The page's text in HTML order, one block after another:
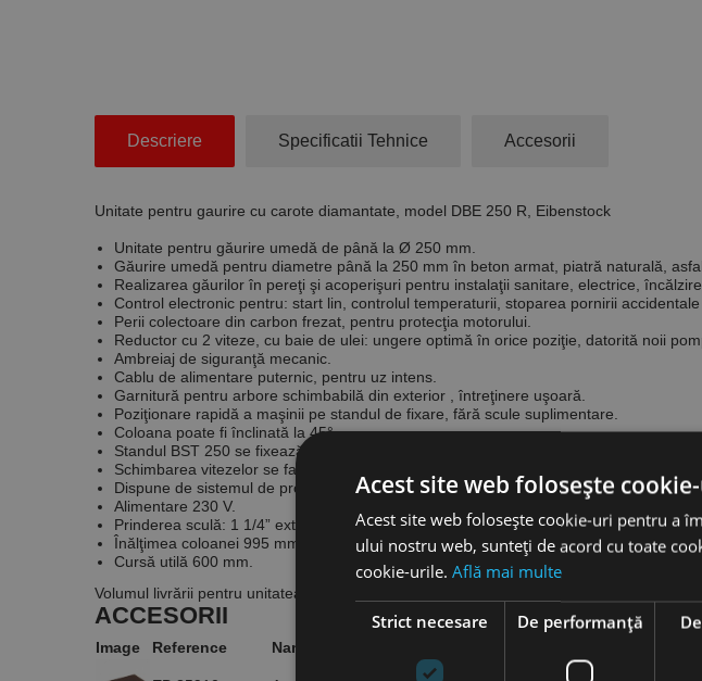
Descriere Specificatii Tehnice Accesorii
Unitate pentru gaurire cu carote diamantate, model DBE 250 R, Eibenstock
Unitate pentru găurire umedă de până la Ø 250 mm.
Găurire umedă pentru diametre până la 250 mm în beton armat, piatră naturală,
Realizarea găurilor în pereţi şi acoperişuri pentru instalaţii sanitare, electrice,
Control electronic pentru: start lin, controlul temperaturii, stoparea pornirii
Perii colectoare din carbon frezat, pentru protecţia motorului.
Reductor cu 2 viteze, cu baie de ulei: ungere optimă în orice poziţie, datorită noii
Ambreiaj de siguranţă mecanic.
Cablu de alimentare puternic, pentru uz intens.
Garnitură pentru arbore schimbabilă din exterior , întreţinere uşoară.
Poziţionare rapidă a maşinii pe standul de fixare, fără scule suplimentare.
Coloana poate fi înclinată la 45°.
Standul BST 250 se fixează cu ancore, disponibile ca accesorii.
Schimbarea vitezelor se face simplu, fără scule suplimentare.
Dispune de sistemul de protecţie împotriva electrocutării accidentale, integrat pe
Alimentare 230 V.
Prinderea sculă: 1 1/4” exterior.
Înălţimea coloanei 995 mm.
Cursă utilă 600 mm.
Volumul livrării pentru unitatea DBE 250 R
ACCESORII
Image Reference Name
Acest site web folosește
Acest site web folosește cookie-uri pentru a
ului nostru web, sunteți de acord cu toate
cookie-urile. Află mai multe
Strict necesare De performanță